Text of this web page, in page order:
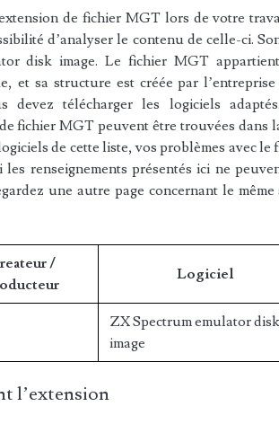
de fichier MGT lors de votre
d’analyser le contenu de celle-ci.
disk image. Le fichier MGT
et sa structure est créée par
télécharger les logiciels
fichier MGT peuvent être trouvées dans
de cette liste, vos problèmes avec le
renseignements présentés ici ne
une autre page concernant le même
/
Logiciel
ZX Spectrum emulator disk
image
l’extension